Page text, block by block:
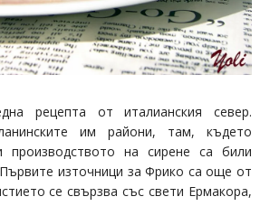
рецепта от италианския север.
им райони, там, където
производството на сирене са били
източници за Фрико са още от
се свързва със свети Ермакора,